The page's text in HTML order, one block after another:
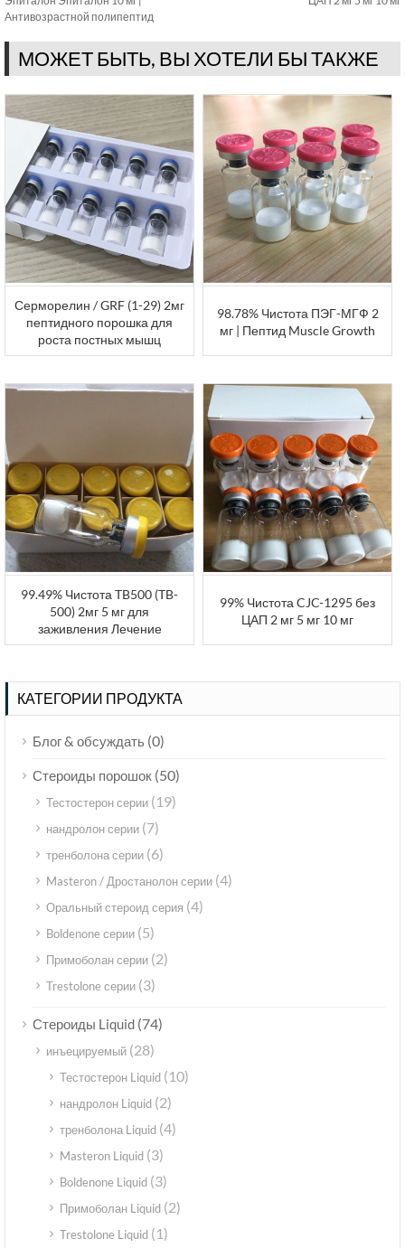
Антивозрастной полипептид
МОЖЕТ БЫТЬ, ВЫ ХОТЕЛИ БЫ ТАКЖЕ
Серморелин / GRF (1-29) 2мг
пептидного порошка для
роста постных мышц
98.78% Чистота ПЭГ-МГФ 2
мг | Пептид Muscle Growth
99.49% Чистота TB500 (TB-
500) 2мг 5 мг для
заживления Лечение
99% Чистота CJC-1295 без
ЦАП 2 мг 5 мг 10 мг
КАТЕГОРИИ ПРОДУКТА
Блог & обсуждать (0)
Стероиды порошок (50)
Тестостерон серии (19)
нандролон серии (7)
тренболона серии (6)
Masteron / Дростанолон серии (4)
Оральный стероид серия (4)
Boldenone серии (5)
Примоболан серии (2)
Trestolone серии (3)
Стероиды Liquid (74)
инъецируемый (28)
Тестостерон Liquid (10)
нандролон Liquid (2)
тренболона Liquid (4)
Masteron Liquid (3)
Boldenone Liquid (3)
Примоболан Liquid (2)
Trestolone Liquid (1)